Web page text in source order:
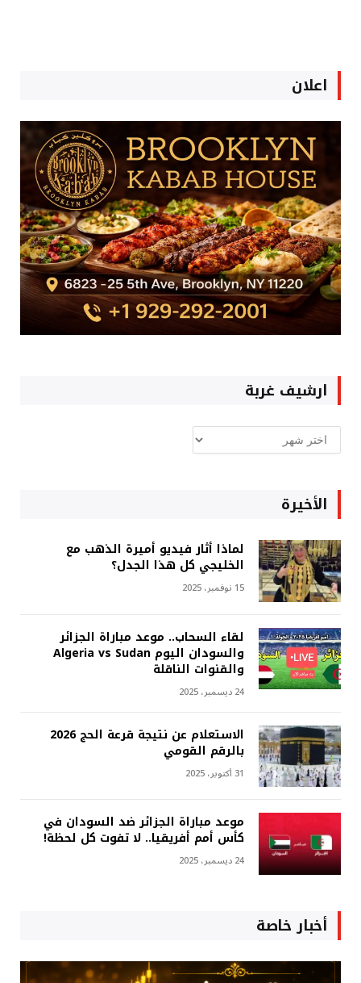
اعلان
ارشيف غربة
ارشيف
غربة
الأخيرة
لماذا أثار فيديو أميرة الذهب مع
الخليجي كل هذا الجدل؟
15 نوفمبر، 2025
لقاء السحاب.. موعد مباراة الجزائر
والسودان اليوم Algeria vs Sudan
والقنوات الناقلة
24 ديسمبر، 2025
الاستعلام عن نتيجة قرعة الحج 2026
بالرقم القومي
31 أكتوبر، 2025
موعد مباراة الجزائر ضد السودان في
كأس أمم أفريقيا.. لا تفوت كل لحظة!
24 ديسمبر، 2025
أخبار خاصة